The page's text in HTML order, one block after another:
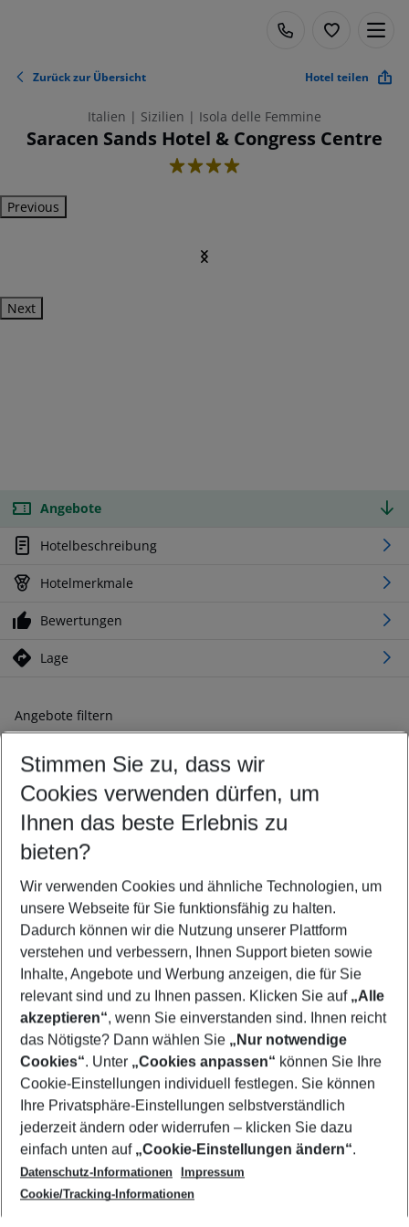
Zurück zur Übersicht Hotel teilen
Italien | Sizilien | Isola delle Femmine
Saracen Sands Hotel & Congress Centre
4
Previous
Next
Angebote
Hotelbeschreibung
Hotelmerkmale
Bewertungen
Lage
Angebote filtern
Ändern Sie Ihre Kriterien nach Ihren Wünschen
Abflughafen wählen
Beliebiger Abflughafen
Reisezeitraum wählen
10.08.26– 08.08.27 5-8 Nächte
2 Erwachsene Keine Kinder
Mehr Filter anzeigen
Footer
Footer navigation
Über uns
AGB
Cookie-Einstellungen ändern
Cookie-Richtlinie
Datenschutz
Service & Hilfe
Barrierefreies Reisen
Check-in
Folgen Sie uns
Stimmen Sie zu, dass wir
Cookies verwenden dürfen, um
Ihnen das beste Erlebnis zu
bieten?
Wir verwenden Cookies und ähnliche Technologien, um
unsere Webseite für Sie funktionsfähig zu halten.
Dadurch können wir die Nutzung unserer Plattform
verstehen und verbessern, Ihnen Support bieten sowie
Inhalte, Angebote und Werbung anzeigen, die für Sie
relevant sind und zu Ihnen passen. Klicken Sie auf „Alle
akzeptieren“, wenn Sie einverstanden sind. Ihnen reicht
das Nötigste? Dann wählen Sie „Nur notwendige
Cookies“. Unter „Cookies anpassen“ können Sie Ihre
Cookie-Einstellungen individuell festlegen. Sie können
Ihre Privatsphäre-Einstellungen selbstverständlich
jederzeit ändern oder widerrufen – klicken Sie dazu
einfach unten auf „Cookie-Einstellungen ändern“.
Datenschutz-Informationen
Impressum
Cookie/Tracking-Informationen